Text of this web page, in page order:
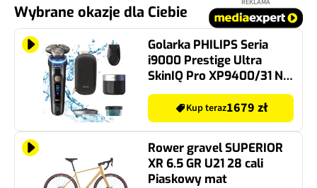
Wybrane okazje dla Ciebie
Golarka PHILIPS Seria
i9000 Prestige Ultra
SkinIQ Pro XP9400/31 Na
mokro i sucho
Kup teraz1679 zł
Rower gravel SUPERIOR
XR 6.5 GR U21 28 cali
Piaskowy mat